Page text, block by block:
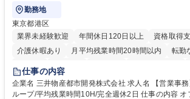
勤務地
東京都港区
業界未経験歓迎
年間休日120日以上
資格取得
介護休暇あり
月平均残業時間20時間以内 転勤
在宅OK
賞与あり
駅近5分以内
土日祝休み 寮・社宅あり
仕事の内容
企業名 三井物産都市開発株式会社 求人名 【営業事務】業務職/三井物産グ
ループ/平均残業時間10H/完全週休2日 仕事の内容 オフィスビル、賃貸マ